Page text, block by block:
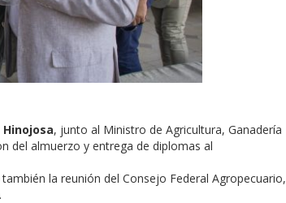
, junto al Ministro de Agricultura, Ganadería
del almuerzo y entrega de diplomas al
la reunión del Consejo Federal Agropecuario,